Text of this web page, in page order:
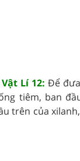
Lí 12: Để
tiêm, ban
trên của